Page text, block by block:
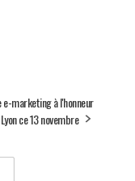
e-marketing à l'honneur
ce 13 novembre